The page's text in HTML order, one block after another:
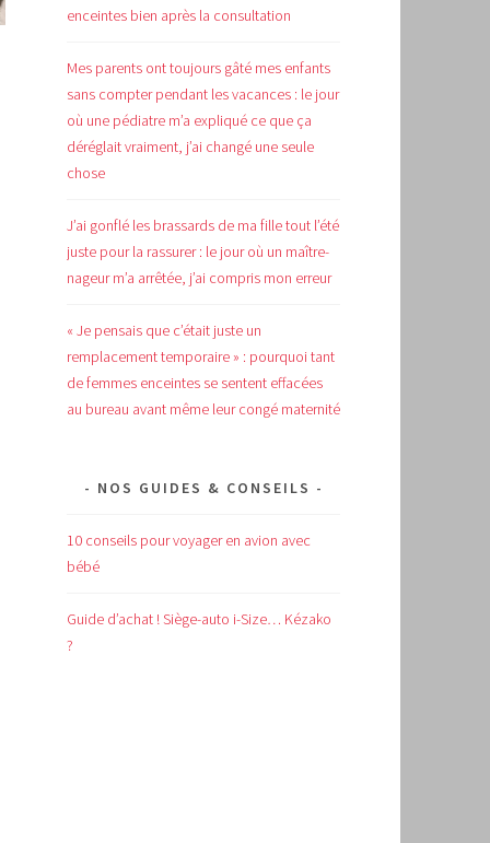
enceintes bien après la consultation
Mes parents ont toujours gâté mes enfants
sans compter pendant les vacances : le jour
où une pédiatre m’a expliqué ce que ça
déréglait vraiment, j’ai changé une seule
chose
J’ai gonflé les brassards de ma fille tout l’été
juste pour la rassurer : le jour où un maître-
nageur m’a arrêtée, j’ai compris mon erreur
« Je pensais que c’était juste un
remplacement temporaire » : pourquoi tant
de femmes enceintes se sentent effacées
au bureau avant même leur congé maternité
NOS GUIDES & CONSEILS
10 conseils pour voyager en avion avec
bébé
Guide d’achat ! Siège-auto i-Size… Kézako
?